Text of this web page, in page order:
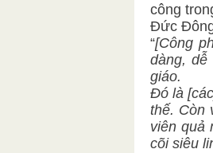
công
Đức
“[Công
dàng, dễ
giáo.
Đó là
thế. Còn
viên quả
cõi siêu